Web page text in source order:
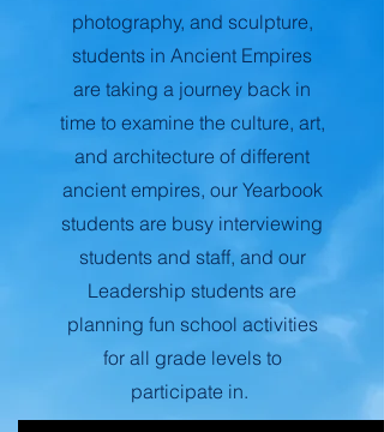
photography, and sculpture,
students in Ancient Empires
are taking a journey back in
time to examine the culture, art,
and architecture of different
ancient empires, our Yearbook
students are busy interviewing
students and staff, and our
Leadership students are
planning fun school activities
for all grade levels to
participate in.